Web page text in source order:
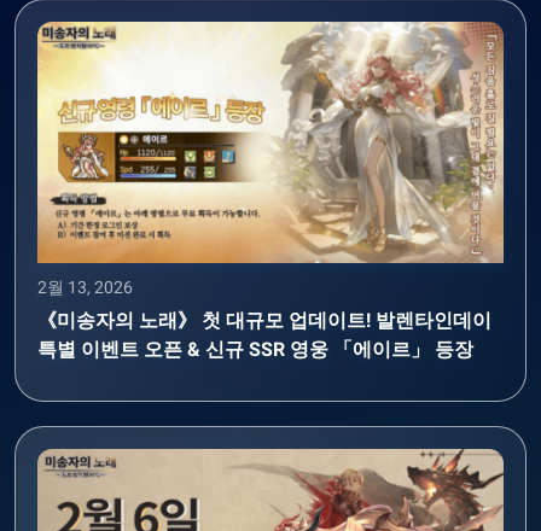
2월 13, 2026
《미송자의 노래》 첫 대규모 업데이트! 발렌타인데이
특별 이벤트 오픈 & 신규 SSR 영웅 「에이르」 등장